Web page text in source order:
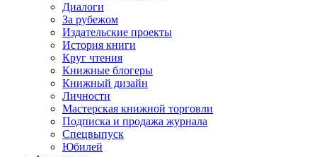
Диалоги
За рубежом
Издательские проекты
История книги
Круг чтения
Книжные блогеры
Книжный дизайн
Личности
Мастерская книжной торговли
Подписка и продажа журнала
Спецвыпуск
Юбилей